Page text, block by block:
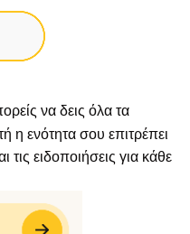
να δεις όλα τα
η ενότητα σου επιτρέπει
τις ειδοποιήσεις για κάθε